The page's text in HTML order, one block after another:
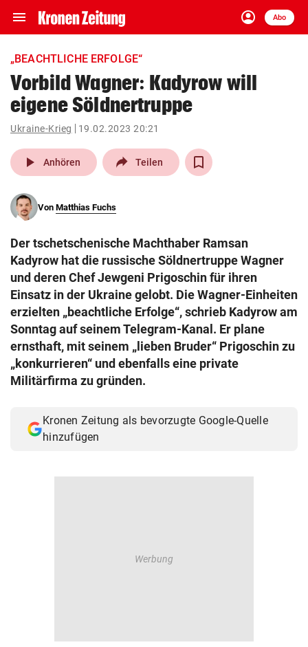
menu Navigation
ein-/ausklappen
account_circle
Anmelden
Abo
close Schließen
account_circle Anmelden
pin_drop
Wien arrow_right
search
eingeben
© Krone Multimedia GmbH & Co KG 2026
Muthgasse 2, 1190 Wien
„BEACHTLICHE ERFOLGE“
Vorbild Wagner: Kadyrow will
eigene Söldnertruppe
Ukraine-Krieg 19.02.2023 20:21
play_arrow Anhören Teilen
Von Matthias Fuchs
Der tschetschenische Machthaber Ramsan
Kadyrow hat die russische Söldnertruppe Wagner
und deren Chef Jewgeni Prigoschin für ihren
Einsatz in der Ukraine gelobt. Die Wagner-Einheiten
erzielten „beachtliche Erfolge“, schrieb Kadyrow am
Sonntag auf seinem Telegram-Kanal. Er plane
ernsthaft, mit seinem „lieben Bruder“ Prigoschin zu
„konkurrieren“ und ebenfalls eine private
Militärfirma zu gründen.
Kronen Zeitung als bevorzugte Google-Quelle
hinzufügen